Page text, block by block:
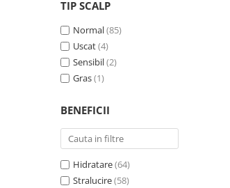
TIP SCALP
Normal(85)
Uscat(4)
Sensibil(2)
Gras(1)
BENEFICII
Hidratare(64)
Stralucire(58)